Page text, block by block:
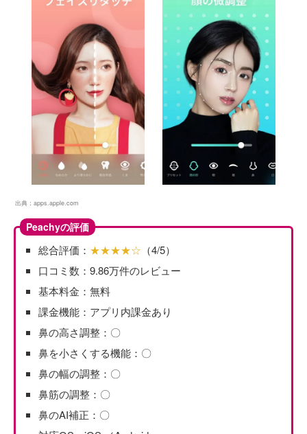
出典： apps.apple.com
Peachyの評価
総合評価： ★★★★☆ （4/5）
口コミ数：9.86万件のレビュー
基本料金：無料
課金機能：アプリ内課金あり
鼻の高さ調整：〇
鼻を小さくする機能：〇
鼻の幅の調整：〇
鼻筋の調整：〇
鼻のAI補正：〇